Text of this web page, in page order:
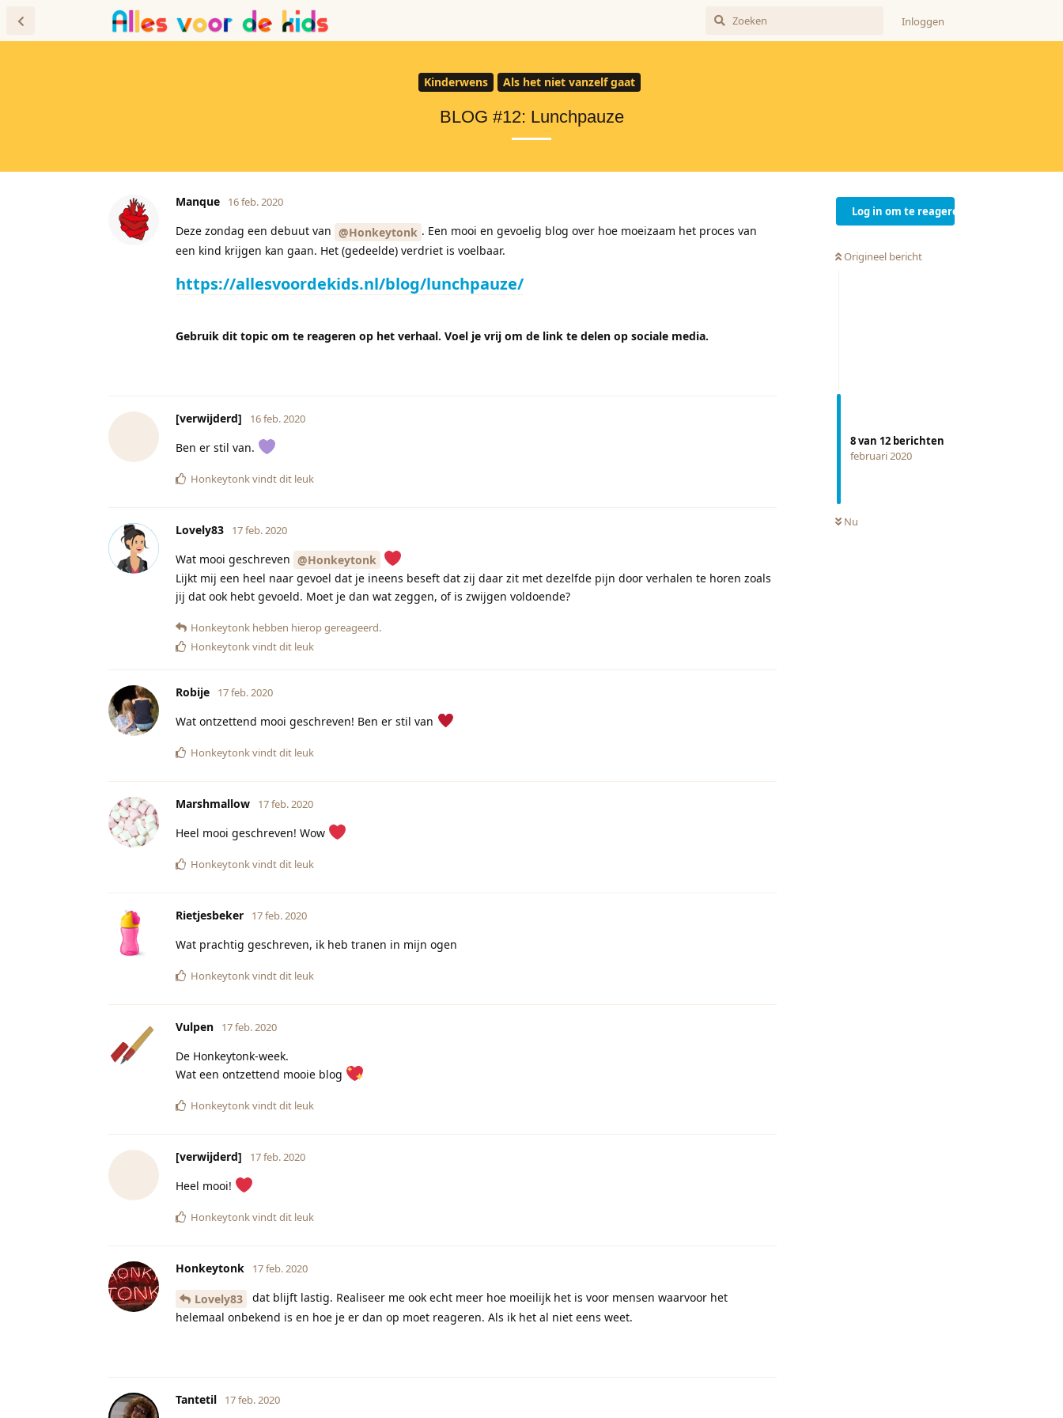
Blog Inloggen
Kinderwens Als het niet vanzelf gaat
BLOG #12: Lunchpauze
Log in om te reageren
Origineel bericht
8van 12 berichten
februari 2020
Nu
Manque 16 feb. 2020
Deze zondag een debuut van @Honkeytonk . Een mooi en gevoelig blog over hoe moeizaam het proces van
een kind krijgen kan gaan. Het (gedeelde) verdriet is voelbaar.
https://allesvoordekids.nl/blog/lunchpauze/
Gebruik dit topic om te reageren op het verhaal. Voel je vrij om de link te delen op sociale media.
[verwijderd] 16 feb. 2020
Ben er stil van.
Honkeytonkvindt dit leuk
Lovely83 17 feb. 2020
Wat mooi geschreven @Honkeytonk
Lijkt mij een heel naar gevoel dat je ineens beseft dat zij daar zit met dezelfde pijn door verhalen te horen zoals
jij dat ook hebt gevoeld. Moet je dan wat zeggen, of is zwijgen voldoende?
Honkeytonk hebben hierop gereageerd.
Honkeytonkvindt dit leuk
Robije 17 feb. 2020
Wat ontzettend mooi geschreven! Ben er stil van
Honkeytonkvindt dit leuk
Marshmallow 17 feb. 2020
Heel mooi geschreven! Wow
Honkeytonkvindt dit leuk
Rietjesbeker 17 feb. 2020
Wat prachtig geschreven, ik heb tranen in mijn ogen
Honkeytonkvindt dit leuk
Vulpen 17 feb. 2020
De Honkeytonk-week.
Wat een ontzettend mooie blog
Honkeytonkvindt dit leuk
[verwijderd] 17 feb. 2020
Heel mooi!
Honkeytonkvindt dit leuk
Honkeytonk 17 feb. 2020
Lovely83
dat blijft lastig. Realiseer me ook echt meer hoe moeilijk het is voor mensen waarvoor het
helemaal onbekend is en hoe je er dan op moet reageren. Als ik het al niet eens weet.
Tantetil 17 feb. 2020